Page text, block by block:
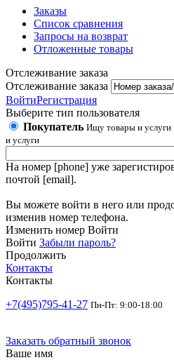
Заказы
Список сравнения
Запросы на возврат
Отложенные товары
Отслеживание заказа
Отслеживание заказа
ВойтиРегистрация
Выберите тип пользователя
Покупатель Ищу товары и услуги
и услуги
На номер [phone] уже
почтой [email].
Вы можете войти в него или
изменив номер телефона.
Изменить номер Войти
Войти Забыли пароль?
Продолжить
Контакты
Контакты
+7(495)795-41-27 Пн-Пт: 9:00-18:00
Заказать обратный звонок
Ваше имя